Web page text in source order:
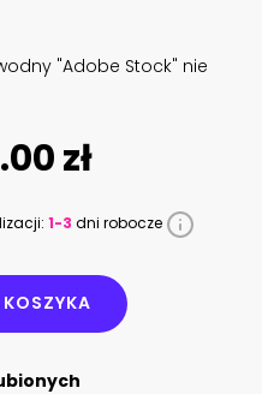
"Adobe Stock" nie
zł
1-3 dni robocze